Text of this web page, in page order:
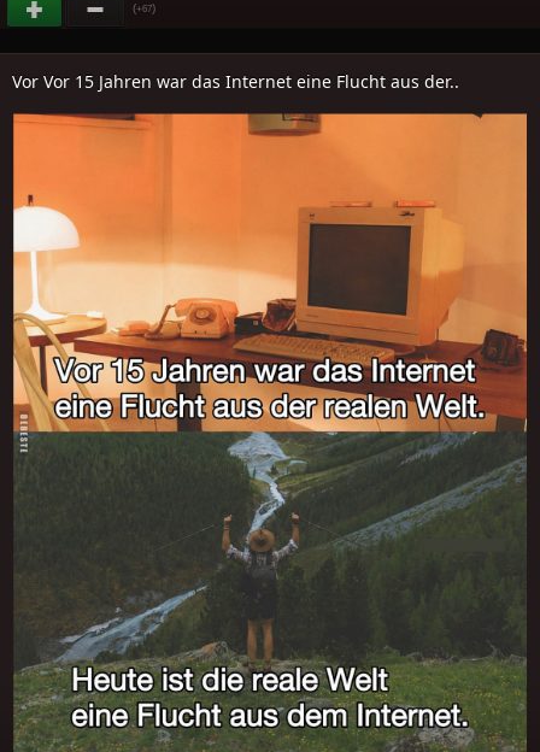
(+67)
Vor Vor 15 Jahren war das Internet eine Flucht aus der..